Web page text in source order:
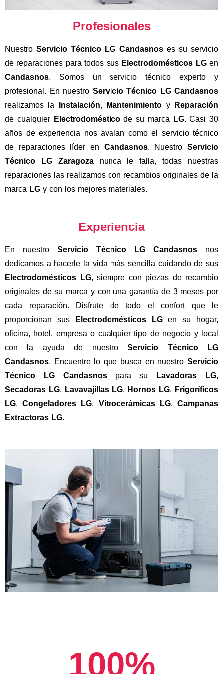
Profesionales
NuestroServicio Técnico LG Candasnoses su servicio
de reparaciones para todos sus Electrodomésticos LGen
Candasnos. Somos un servicio técnico experto y
profesional. En nuestro Servicio Técnico LG Candasnos
realizamos la
Instalación, Mantenimiento y
Reparación
de cualquier Electrodomésticode su marca LG. Casi 30
años de experiencia nos avalan como el servicio técnico
de reparaciones líder en Candasnos. NuestroServicio
Técnico LG Zaragozanunca le falla, todas nuestras
reparaciones las realizamos con recambios originales de la
marca LG y con los mejores materiales.
Experiencia
En nuestro Servicio Técnico LG Candasnos nos
dedicamos a hacerle la vida más sencilla cuidando de sus
Electrodomésticos LG, siempre con piezas de recambio
originales de su marca y con una garantía de 3 meses por
cada reparación. Disfrute de todo el confort que le
proporcionan sus
Electrodomésticos LGen su hogar,
oficina, hotel, empresa o cualquier tipo de negocio y local
con la ayuda de nuestroServicio Técnico LG
Candasnos. Encuentre lo que busca en nuestro Servicio
Técnico LG Candasnospara su Lavadoras LG,
Secadoras LG, Lavavajillas LG, Hornos LG, Frigoríficos
LG,Congeladores LG, Vitrocerámicas LG,Campanas
Extractoras LG.
100%